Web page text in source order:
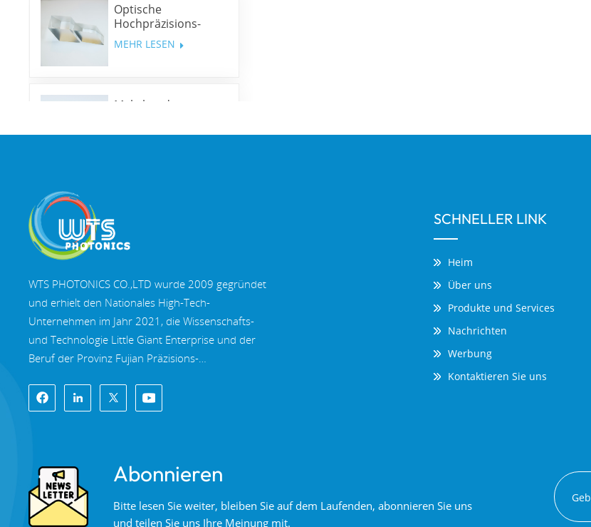
Optische
Hochpräzisions-
Rhombusprismen
MEHR LESEN
Mehrband-
WTS PHOTONICS CO.,LTD wurde 2009 gegründet
und erhielt den Nationales High-Tech-
Unternehmen im Jahr 2021, die Wissenschafts-
und Technologie Little Giant Enterprise und der
Beruf der Provinz Fujian Präzisions-
2022. WTS finden in der wunderschöne
Küstenstadt im Südosten Chinas, Fuzhou, eine
Fabrikhallen, eine Gruppe qualifiziertem
technischen Personal und einem kompletten
optischen Verarbeitungssystem,
SCHNELLER LINK
Heim
Über uns
Produkte und Services
Nachrichten
Werbung
Kontaktieren Sie uns
Abonnieren
Bitte lesen Sie weiter, bleiben Sie auf dem Laufenden, abonnieren Sie uns
und teilen Sie uns Ihre Meinung mit.